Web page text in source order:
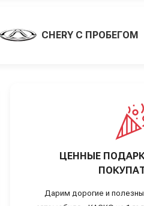
CHERY С ПРОБЕГОМ
ЦЕННЫЕ
Дарим дорогие и